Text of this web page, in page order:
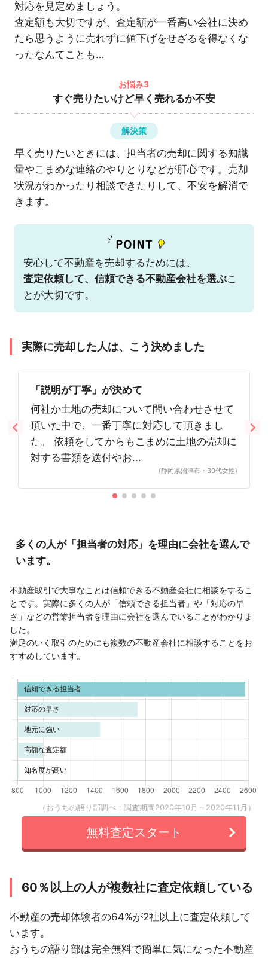
対応を見定めましょう。
査定額も大切ですが、査定額が一番高い会社に決め
たら思うように売れずに値下げをせざるを得なくな
ったなんてことも…
お悩み3
すぐ売りたいけど早く売れるか不安
解決策
早く売りたいときには、担当者の売却に関する知識
量やこまめな連絡のやりとりなどが肝心です。売却
状況がわかったり相談できたりして、不安を解消で
きます。
安心して不動産を売却するためには、
査定依頼して、信頼できる不動産会社を選ぶこ
とが大切です。
実際に売却した人は、こう決めました
「説明が丁寧」が決めて
何社か土地の売却について問い合わせさせて
頂いた中で、一番丁寧に対応して頂きまし
た。 依頼をしてからもこまめに土地の売却に
対する書類を送付やお...
(静岡県沼津市・30代女性)
多くの人が「担当者の対応」を理由に会社を選んで
います。
不動産取引で大事なことは信頼できる不動産会社に相談をするこ
とです。実際に多くの人が「信頼できる担当者」や「対応の早
さ」などの営業担当者を理由に会社を選んでいることがわかりま
した。
満足のいく取引のためにも複数の不動産会社に相談することをお
すすめしています。
（おうちの語り部調べ：調査期間2020年10月～2020年11月）
無料査定スタート
60％以上の人が複数社に査定依頼している
不動産の売却体験者の64%が2社以上に査定依頼して
います。
おうちの語り部は完全無料で簡単に気になった不動産